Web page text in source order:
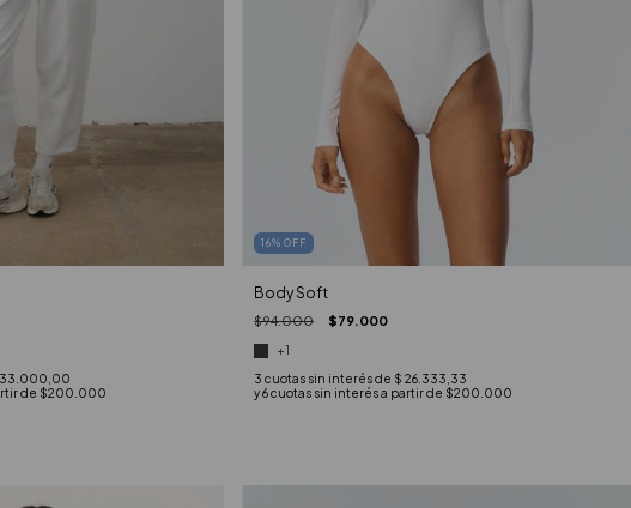
16%OFF
Body Soft
$94.000 $79.000
+1
3 cuotas sin interés de $ 26.333,33